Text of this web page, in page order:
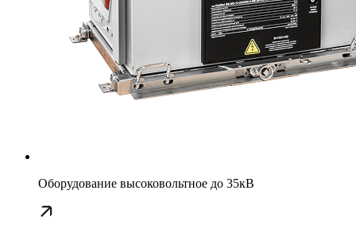
Оборудование высоковольтное до 35кВ